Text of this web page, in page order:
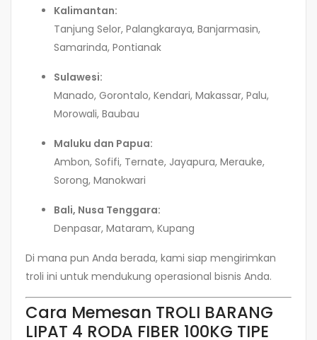
Kalimantan:
Tanjung Selor, Palangkaraya, Banjarmasin,
Samarinda, Pontianak
Sulawesi:
Manado, Gorontalo, Kendari, Makassar, Palu,
Morowali, Baubau
Maluku dan Papua:
Ambon, Sofifi, Ternate, Jayapura, Merauke,
Sorong, Manokwari
Bali, Nusa Tenggara:
Denpasar, Mataram, Kupang
Di mana pun Anda berada, kami siap mengirimkan
troli ini untuk mendukung operasional bisnis Anda.
Cara Memesan TROLI BARANG
LIPAT 4 RODA FIBER 100KG TIPE